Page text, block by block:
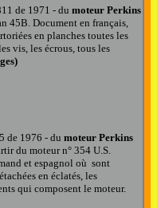
de 1971 - du moteur Perkins
45B. Document en français,
en planches toutes les
vis, les écrous, tous les
de 1976 - du moteur Perkins
du moteur n° 354 U.S.
et espagnol où sont
en éclatés, les
qui composent le moteur.